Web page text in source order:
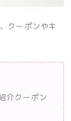
クーポンやキ
介クーポン